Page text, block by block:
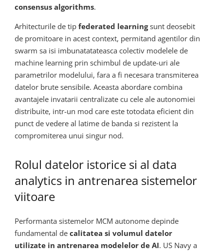
consensus algorithms.
Arhitecturile de tip federated learningsunt deosebit
de promitoare in acest context, permitand agentilor din
swarm sa isi imbunatatateasca colectiv modelele de
machine learning prin schimbul de update-uri ale
parametrilor modelului, fara a fi necesara transmiterea
datelor brute sensibile. Aceasta abordare combina
avantajele invatarii centralizate cu cele ale autonomiei
distribuite, intr-un mod care este totodata eficient din
punct de vedere al latime de banda si rezistent la
compromiterea unui singur nod.
Rolul datelor istorice si al data
analytics in antrenarea sistemelor
viitoare
Performanta sistemelor MCM autonome depinde
fundamental de calitatea si volumul datelor
utilizate in antrenarea modelelor de AI. US Navy a